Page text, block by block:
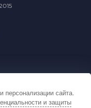
сайта.
и защиты